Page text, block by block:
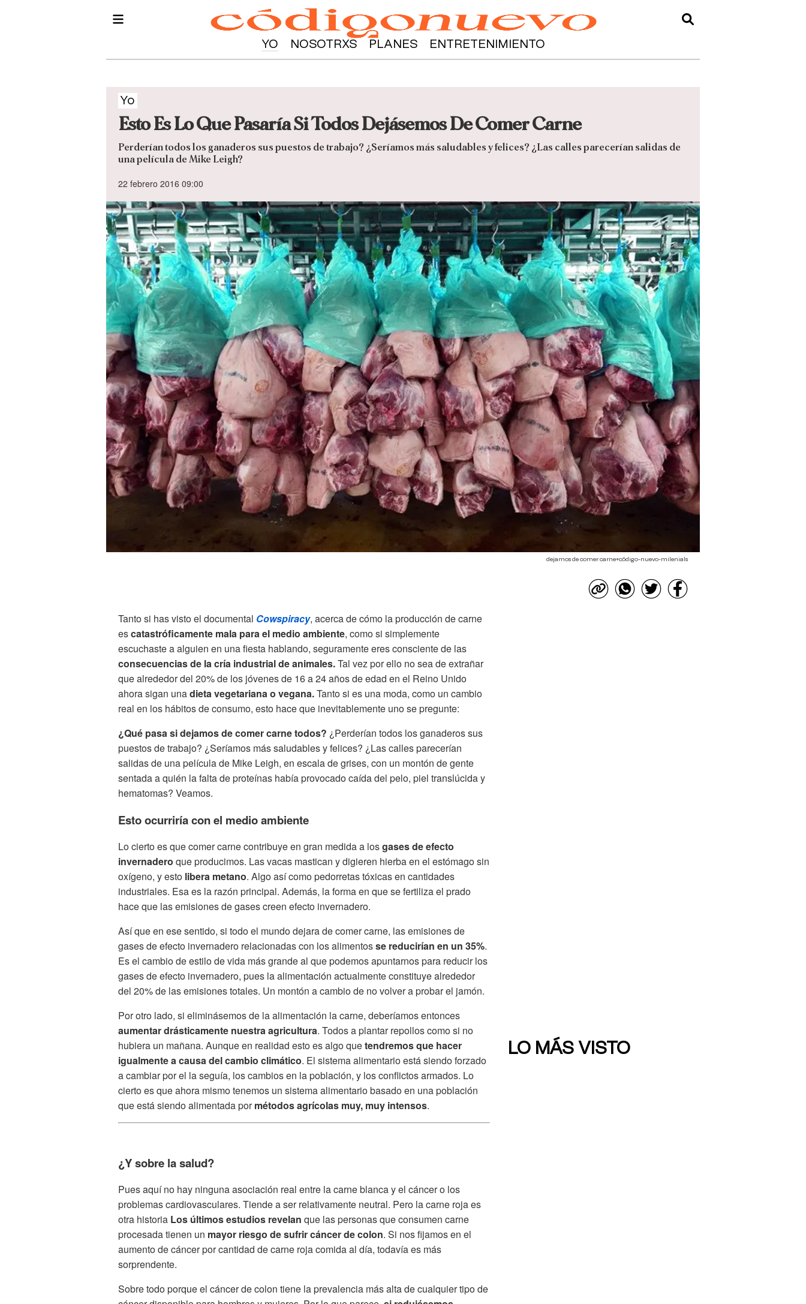
YO NOSOTRXS PLANES ENTRETENIMIENTO
Yo
Esto Es Lo Que Pasaría Si Todos Dejásemos De Comer Carne
Perderían todos los ganaderos sus puestos de trabajo? ¿Seríamos más saludables y felices? ¿Las calles parecerían salidas de
una película de Mike Leigh?
22 febrero 2016 09:00
dejamos de comer carne+código-nuevo-milenials
Tanto si has visto el documental Cowspiracy, acerca de cómo la producción de carne
escatastróficamente mala para el medio ambiente, como si simplemente
escuchaste a alguien en una fiesta hablando, seguramente eres consciente de las
consecuencias de la cría industrial de animales.Tal vez por ello no sea de extrañar
que alrededor del 20% de los jóvenes de 16 a 24 años de edad en el Reino Unido
ahora sigan unadieta vegetariana o vegana.Tanto si es una moda, como un cambio
real en los hábitos de consumo, esto hace que inevitablemente uno se pregunte:
¿Qué pasa si dejamos de comer carne todos? ¿Perderían todos los ganaderos sus
puestos de trabajo? ¿Seríamos más saludables y felices? ¿Las calles parecerían
salidas de una película de Mike Leigh, en escala de grises, con un montón de gente
sentada a quién la falta de proteínas había provocado caída del pelo, piel translúcida y
hematomas? Veamos.
Esto ocurriría con el medio ambiente
Lo cierto es que comer carne contribuye en gran medida a losgases de efecto
invernadero que producimos. Las vacas mastican y digieren hierba en el estómago sin
oxígeno, y esto libera metano. Algo así como pedorretas tóxicas en cantidades
industriales. Esa es la razón principal. Además, la forma en que se fertiliza el prado
hace que las emisiones de gases creen efecto invernadero.
Así que en ese sentido, si todo el mundo dejara de comer carne, las emisiones de
gases de efecto invernadero relacionadas con los alimentosse reducirían en un 35%.
Es el cambio de estilo de vida más grande al que podemos apuntarnos para reducir los
gases de efecto invernadero, pues la alimentación actualmente constituye alrededor
del 20% de las emisiones totales. Un montón a cambio de no volver a probar el jamón.
Por otro lado, si eliminásemos de la alimentación la carne, deberíamos entonces
aumentar drásticamente nuestra agricultura. Todos a plantar repollos como si no
hubiera un mañana. Aunque en realidad esto es algo quetendremos que hacer
igualmente a causa del cambio climático. El sistema alimentario está siendo forzado
a cambiar por el la seguía, los cambios en la población, y los conflictos armados. Lo
cierto es que ahora mismo tenemos un sistema alimentario basado en una población
que está siendo alimentada pormétodos agrícolas muy, muy intensos.
¿Y sobre la salud?
Pues aquí no hay ninguna asociación real entre la carne blanca y el cáncer o los
problemas cardiovasculares. Tiende a ser relativamente neutral. Pero la carne roja es
otra historia Los últimos estudios revelan que las personas que consumen carne
procesada tienen un mayor riesgo de sufrir cáncer de colon. Si nos fijamos en el
aumento de cáncer por cantidad de carne roja comida al día, todavía es más
sorprendente.
Sobre todo porque el cáncer de colon tiene la prevalencia más alta de cualquier tipo de
LO MÁS VISTO